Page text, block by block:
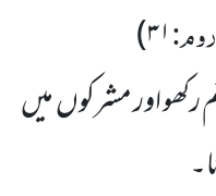
روم:۳۱)
رکھو اور مشرکوںمیں